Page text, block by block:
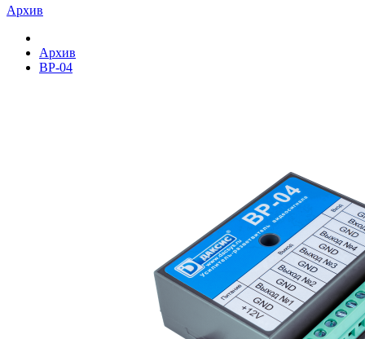
Архив
Архив
ВР-04